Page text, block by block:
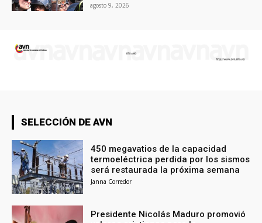
agosto 9, 2026
SELECCIÓN DE AVN
450 megavatios de la capacidad
termoeléctrica perdida por los sismos
será restaurada la próxima semana
Janna Corredor
Presidente Nicolás Maduro promovió